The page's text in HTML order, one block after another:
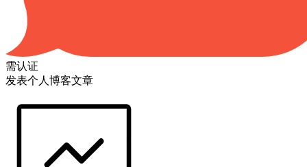
需认证
发表个人博客文章